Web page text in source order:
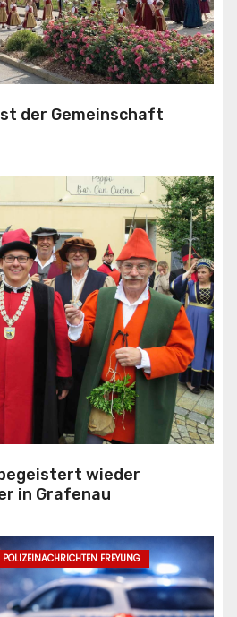
der Gemeinschaft
wieder
in Grafenau
POLIZEINACHRICHTEN FREYUNG